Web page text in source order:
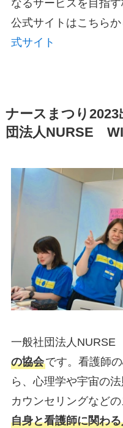
なるサービスを目指す
公式サイトはこちら
式サイト
ナースまつり2023
団法人NURSE
一般社団法人NURSE
の協会です。看護師
ら、心理学や宇宙の
カウンセリングなど
自身と看護師に関わ